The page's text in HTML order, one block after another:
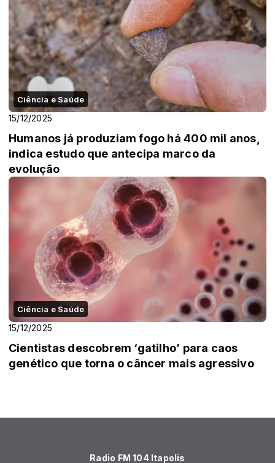
Ciência e Saúde
15/12/2025
Humanos já produziam fogo há 400 mil anos,
indica estudo que antecipa marco da
evolução
Ciência e Saúde
15/12/2025
Cientistas descobrem ‘gatilho’ para caos
genético que torna o câncer mais agressivo
Radio FM 104 Itapolis